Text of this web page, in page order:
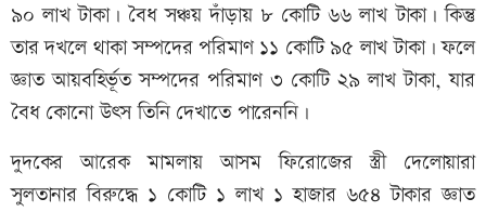
৯০ লাখ টাকা। বৈধ সঞ্চয় দাঁড়ায় ৮ কোটি ৬৬ লাখ টাকা। কিন্তু
তার দখলে থাকা সম্পদের পরিমাণ ১১ কোটি ৯৫ লাখ টাকা। ফলে
জ্ঞাত আয়বহির্ভূত সম্পদের পরিমাণ ৩ কোটি ২৯ লাখ টাকা, যার
বৈধ কোনো উৎস তিনি দেখাতে পারেননি।
দুদকের আরেক মামলায় আসম ফিরোজের স্ত্রী দেলোয়ারা
সুলতানার বিরুদ্ধে ১ কোটি ১ লাখ ১ হাজার ৬৫৪ টাকার জ্ঞাত